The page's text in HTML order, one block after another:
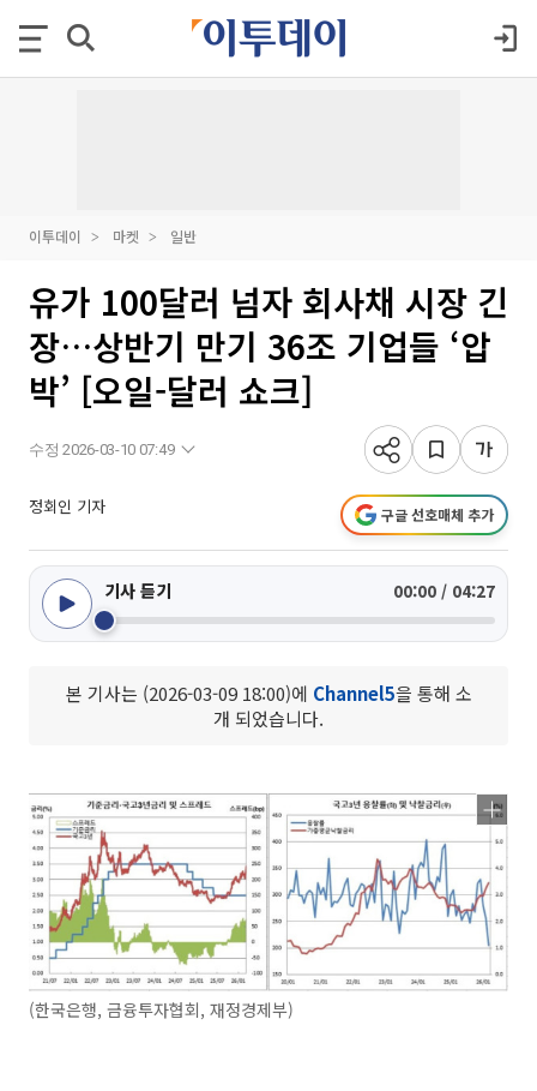
이투데이 마켓 일반
유가 100달러 넘자 회사채 시장 긴
장…상반기 만기 36조 기업들 ‘압
박’ [오일-달러 쇼크]
수정 2026-03-10 07:49
정회인 기자 구글 선호매체 추가
기사 듣기 00:00 / 04:27
본 기사는 (2026-03-09 18:00)에 Channel5을 통해 소
개 되었습니다.
(한국은행, 금융투자협회, 재정경제부)